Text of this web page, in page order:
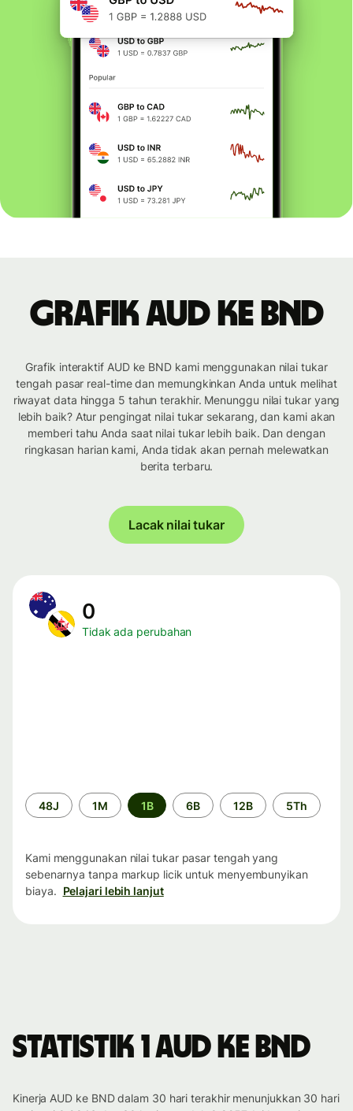
Grafik AUD ke BND
Grafik interaktif AUD ke BND kami menggunakan nilai tukar
tengah pasar real-time dan memungkinkan Anda untuk melihat
riwayat data hingga 5 tahun terakhir. Menunggu nilai tukar yang
lebih baik? Atur pengingat nilai tukar sekarang, dan kami akan
memberi tahu Anda saat nilai tukar lebih baik. Dan dengan
ringkasan harian kami, Anda tidak akan pernah melewatkan
berita terbaru.
Lacak nilai tukar
0
Tidak ada perubahan
Periode
waktu
48J 1M 1B 6B 12B 5Th
Kami menggunakan nilai tukar pasar tengah yang
sebenarnya tanpa markup licik untuk menyembunyikan
biaya. Pelajari lebih lanjut
Statistik 1 AUD ke BND
Kinerja AUD ke BND dalam 30 hari terakhir menunjukkan 30 hari